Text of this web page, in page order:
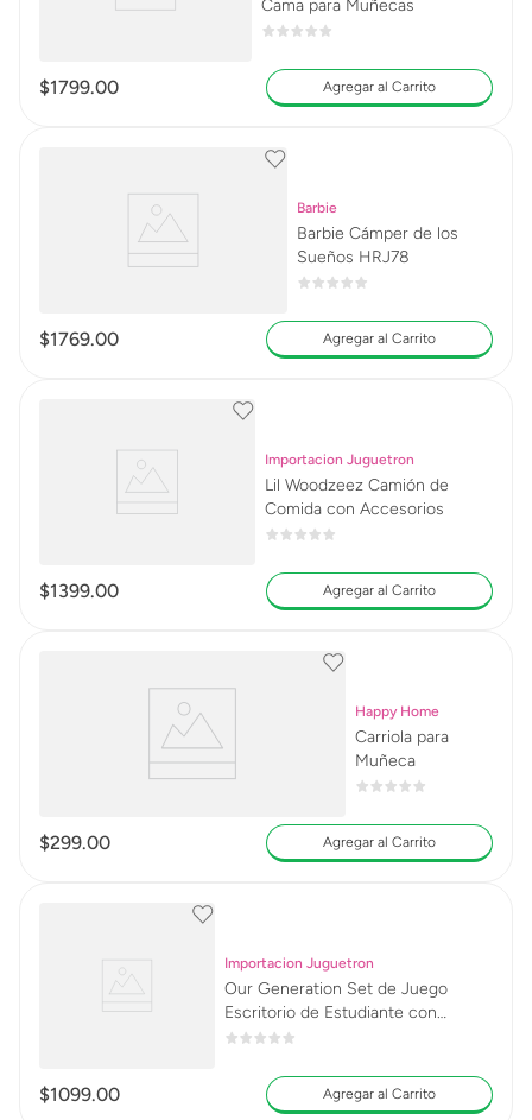
Cama para Muñecas
$1799.00 Agregar al Carrito
Barbie
Barbie Cámper de los
Sueños HRJ78
$1769.00 Agregar al Carrito
Importacion Juguetron
Lil Woodzeez Camión de
Comida con Accesorios
$1399.00 Agregar al Carrito
Happy Home
Carriola para
Muñeca
$299.00 Agregar al Carrito
Importacion Juguetron
Our Generation Set de Juego
Escritorio de Estudiante con
Accesorios
$1099.00 Agregar al Carrito